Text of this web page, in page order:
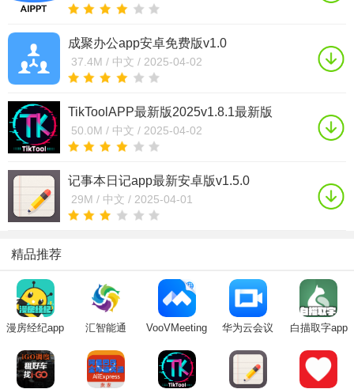
成聚办公app安卓免费版v1.0
37.4M / 中文 / 2025-04-02
TikToolAPP最新版2025v1.8.1最新版
50.0M / 中文 / 2025-04-02
记事本日记app最新安卓版v1.5.0
29M / 中文 / 2025-04-01
精品推荐
漫房经纪app
汇智能通
公)
VooVMeeting
互通版下载最
新官方版
华为云会议
2025最新安卓
版
白描取字app